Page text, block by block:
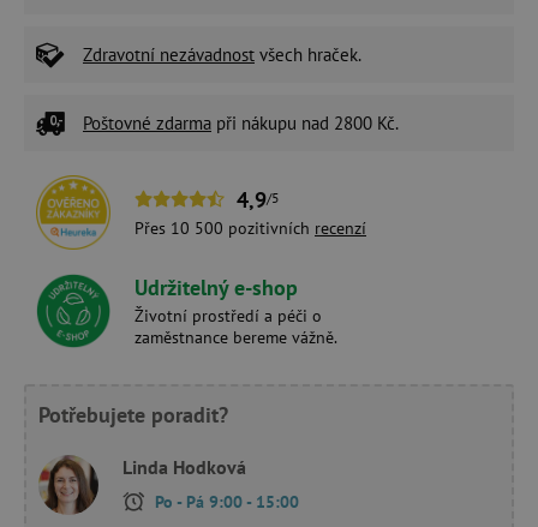
Zdravotní nezávadnost všech hraček.
Poštovné zdarma při nákupu nad 2800 Kč.
4,9/5
Přes 10 500 pozitivních recenzí
Udržitelný e-shop
Životní prostředí a péči o
zaměstnance bereme vážně.
Potřebujete poradit?
Linda Hodková
Po - Pá 9:00 - 15:00